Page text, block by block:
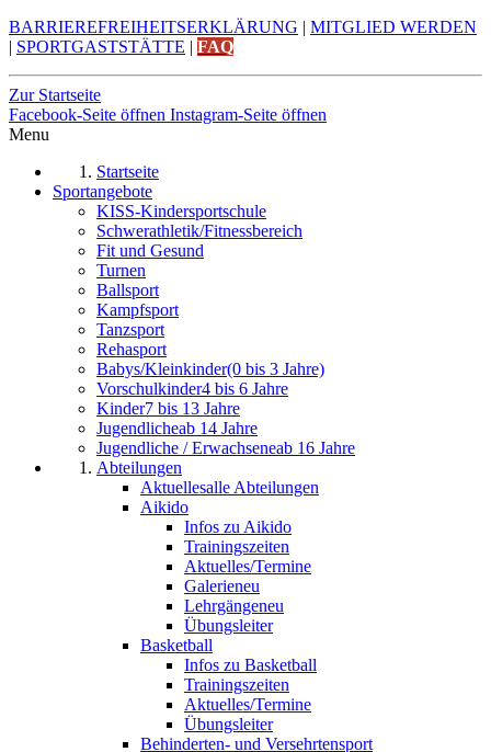
BARRIEREFREIHEITSERKLÄRUNG | MITGLIED WERDEN
| SPORTGASTSTÄTTE | FAQ
Zur Startseite
Facebook-Seite öffnen Instagram-Seite öffnen
Menu
Startseite
Sportangebote
KISS-Kindersportschule
Schwerathletik/Fitnessbereich
Fit und Gesund
Turnen
Ballsport
Kampfsport
Tanzsport
Rehasport
Babys/Kleinkinder(0 bis 3 Jahre)
Vorschulkinder4 bis 6 Jahre
Kinder7 bis 13 Jahre
Jugendlicheab 14 Jahre
Jugendliche / Erwachseneab 16 Jahre
Abteilungen
Aktuellesalle Abteilungen
Aikido
Infos zu Aikido
Trainingszeiten
Aktuelles/Termine
Galerieneu
Lehrgängeneu
Übungsleiter
Basketball
Infos zu Basketball
Trainingszeiten
Aktuelles/Termine
Übungsleiter
Behinderten- und Versehrtensport